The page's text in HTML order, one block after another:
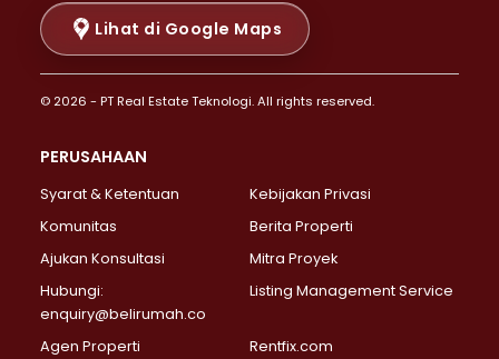
Properti Dijual di Kramat >
Properti Dijual di Pasar Baru >
Properti Dijual di Bendungan Hilir >
Properti Dijual di Jakarta Selatan >
Properti Dijual di Lebak Bulus >
Properti Dijual di Gandaria Selatan >
Properti Dijual di Pondok Labu >
Properti Dijual di Lenteng Agung >
Properti Dijual di Senayan >
Properti Dijual di Pondok Pinang >
Lihat di Google Maps
© 2026 - PT Real Estate Teknologi. All rights reserved.
PERUSAHAAN
Syarat & Ketentuan
Kebijakan Privasi
Komunitas
Berita Properti
Ajukan Konsultasi
Mitra Proyek
Hubungi:
enquiry@belirumah.co
Listing Management Service
Agen Properti Rentfix.com